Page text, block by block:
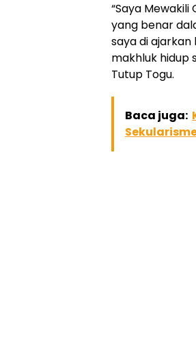
“Saya
yang benar
saya di
makhluk hidup
Tutup Togu.
Baca juga: